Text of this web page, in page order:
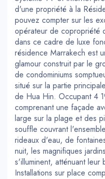
d'une propriété à la
pouvez compter sur les
opérateur de copropriété
dans ce cadre de luxe
résidence Marrakech est
glamour construit par le
de condominiums
situé sur la partie
de Hua Hin. Occupant 4
comprenant une façade
large sur la plage et des
souffle couvrant
rideaux d'eau, de
nuit, les magnifiques
s'illuminent, atténuant leur
Installations sur place